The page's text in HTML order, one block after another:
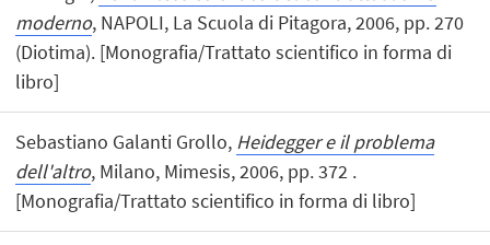
moderno, NAPOLI, La Scuola di Pitagora, 2006, pp. 270
(Diotima). [Monografia/Trattato scientifico in forma di
libro]
Sebastiano Galanti Grollo, Heidegger e il problema
dell'altro, Milano, Mimesis, 2006, pp. 372 .
[Monografia/Trattato scientifico in forma di libro]